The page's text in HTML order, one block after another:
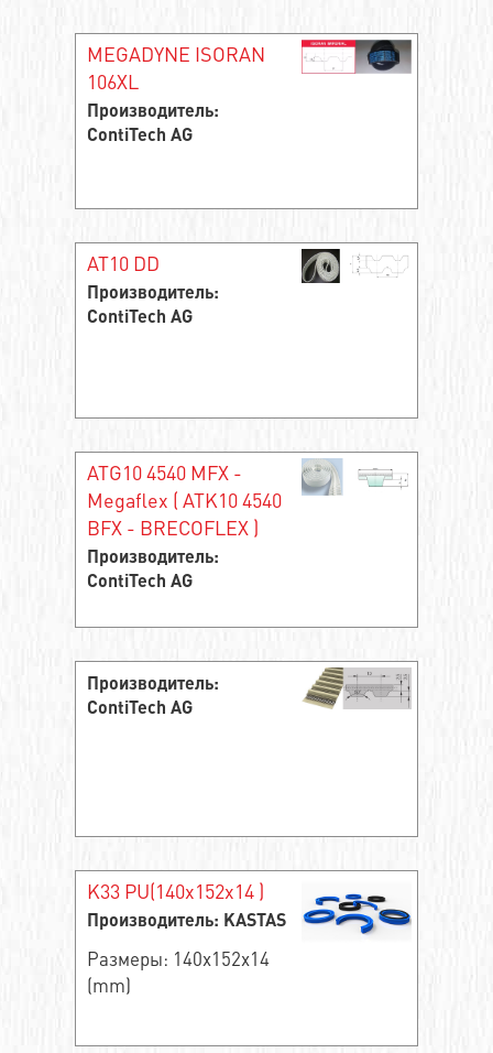
MEGADYNE ISORAN
106XL
Производитель:
ContiTech AG
AT10 DD
Производитель:
ContiTech AG
ATG10 4540 MFX -
Megaflex ( ATK10 4540
BFX - BRECOFLEX )
Производитель:
ContiTech AG
Производитель:
ContiTech AG
K33 PU(140x152x14 )
Производитель: KASTAS
Размеры: 140x152x14
(mm)